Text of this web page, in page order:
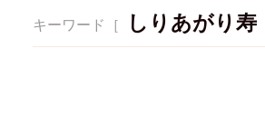
キーワード［ しりあがり寿